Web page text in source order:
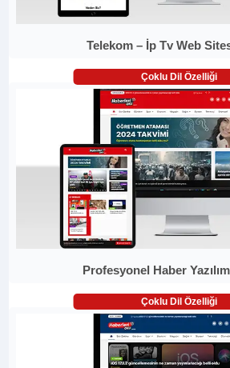
Telekom – İp Tv Web
Çoklu Dil Özelliği
Profesyonel Haber
Çoklu Dil Özelliği